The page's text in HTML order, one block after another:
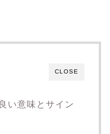
CLOSE
い意味とサイン